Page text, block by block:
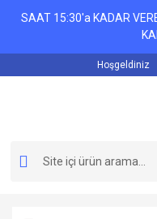
SAAT 15:30'a KADAR
Hoşgeldiniz